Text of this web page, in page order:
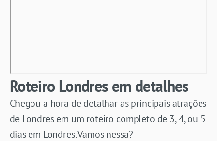
Roteiro Londres em detalhes
Chegou a hora de detalhar as principais atrações
de Londres em um roteiro completo de 3, 4, ou 5
dias em Londres. Vamos nessa?